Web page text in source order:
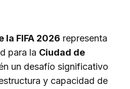
la FIFA 2026 representa
para la Ciudad de
un desafío significativo
y capacidad de